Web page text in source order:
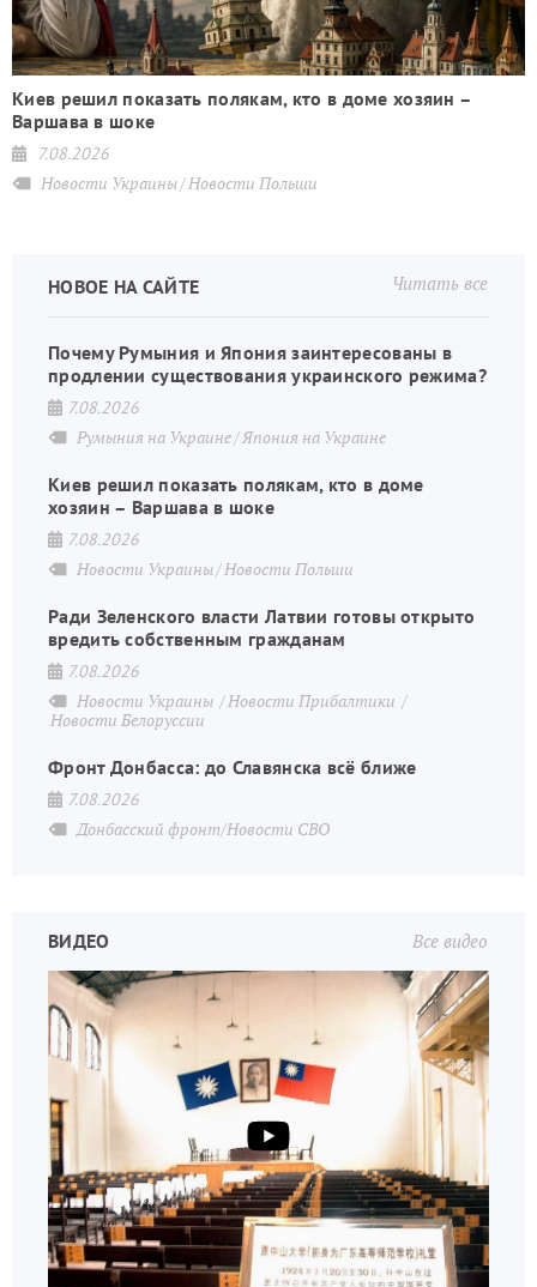
Киев решил показать полякам, кто в доме хозяин –
Варшава в шоке
7.08.2026
Новости Украины Новости Польши
Читать все
НОВОЕ НА САЙТЕ
Почему Румыния и Япония заинтересованы в
продлении существования украинского режима?
7.08.2026
Румыния на Украине Япония на Украине
Киев решил показать полякам, кто в доме
хозяин – Варшава в шоке
7.08.2026
Новости Украины Новости Польши
Ради Зеленского власти Латвии готовы открыто
вредить собственным гражданам
7.08.2026
Новости Украины
Новости Прибалтики
Новости Белоруссии
Фронт Донбасса: до Славянска всё ближе
7.08.2026
Донбасский фронт/Новости СВО
Все видео
ВИДЕО